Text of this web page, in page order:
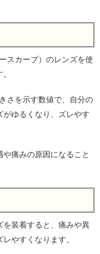
スカーブ）のレンズを使
さを示す数値で、自分の
がゆるくなり、ズレやす
痛みの原因になること
を装着すると、痛みや異
やすくなります。